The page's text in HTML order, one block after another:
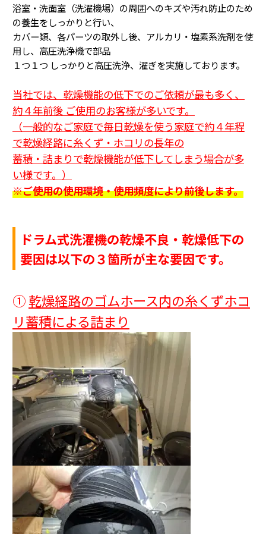
浴室・洗面室（洗濯機場）の周囲へのキズや汚れ防止のため
の養生をしっかりと行い、
カバー類、各パーツの取外し後、アルカリ・塩素系洗剤を使
用し、高圧洗浄機で部品
１つ１つ しっかりと高圧洗浄、濯ぎを実施しております。
当社では、乾燥機能の低下でのご依頼が最も多く、
約４年前後 ご使用のお客様が多いです。
（一般的なご家庭で毎日乾燥を使う家庭で約４年程
で乾燥経路に糸くず・ホコリの長年の
蓄積・詰まりで乾燥機能が低下してしまう場合が多
い様です。 ）
※ご使用の使用環境・使用頻度により前後します。
ドラム式洗濯機の乾燥不良・乾燥低下の
要因は以下の３箇所が主な要因です。
①乾燥経路のゴムホース内の糸くずホコ
リ蓄積による詰まり